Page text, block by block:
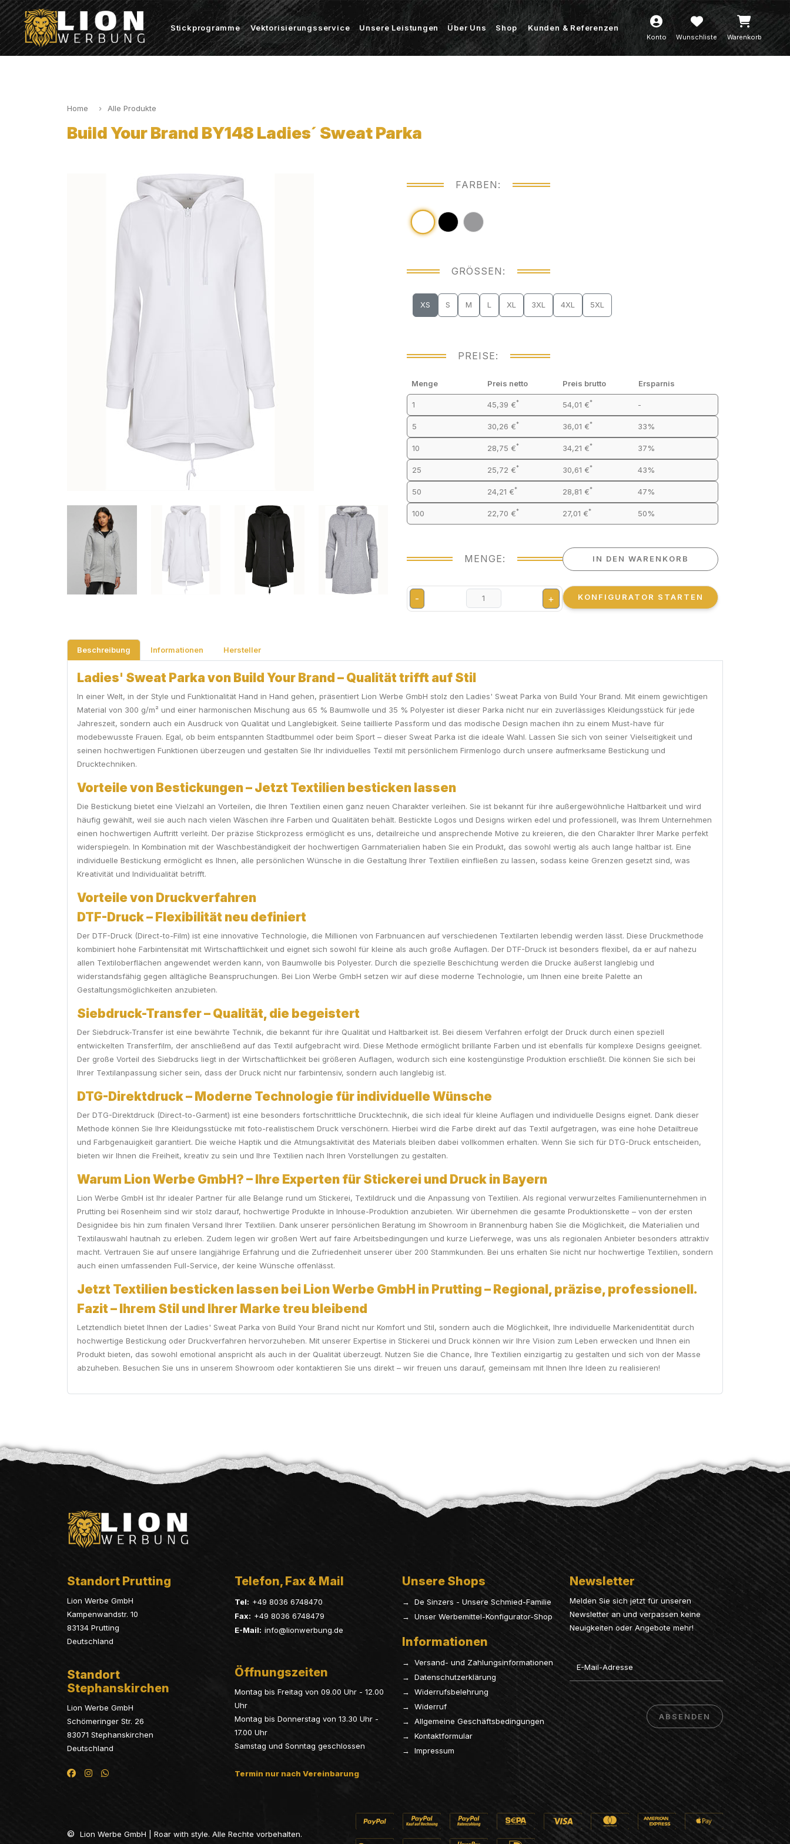
Stickprogramme Vektorisierungsservice Unsere Leistungen Über Uns Shop Kunden & Referenzen
Konto Wunschliste Warenkorb
Home Alle Produkte
Build Your Brand BY148 Ladies´ Sweat Parka
FARBEN:
GRÖSSEN:
XS S M L XL 3XL 4XL 5XL
PREISE:
Menge Preis netto Preis brutto Ersparnis
1 45,39 €* 54,01 €* -
5 30,26 €* 36,01 €* 33%
10 28,75 €* 34,21 €* 37%
25 25,72 €* 30,61 €* 43%
50 24,21 €* 28,81 €* 47%
100 22,70 €* 27,01 €* 50%
MENGE:
- +
IN DEN WARENKORB
KONFIGURATOR STARTEN
Beschreibung Informationen Hersteller
Ladies' Sweat Parka von Build Your Brand – Qualität trifft auf Stil
In einer Welt, in der Style und Funktionalität Hand in Hand gehen, präsentiert Lion Werbe GmbH stolz den Ladies' Sweat Parka von Build Your Brand. Mit einem gewichtigen
Material von 300 g/m² und einer harmonischen Mischung aus 65 % Baumwolle und 35 % Polyester ist dieser Parka nicht nur ein zuverlässiges Kleidungsstück für jede
Jahreszeit, sondern auch ein Ausdruck von Qualität und Langlebigkeit. Seine taillierte Passform und das modische Design machen ihn zu einem Must-have für
modebewusste Frauen. Egal, ob beim entspannten Stadtbummel oder beim Sport – dieser Sweat Parka ist die ideale Wahl. Lassen Sie sich von seiner Vielseitigkeit und
seinen hochwertigen Funktionen überzeugen und gestalten Sie Ihr individuelles Textil mit persönlichem Firmenlogo durch unsere aufmerksame Bestickung und
Drucktechniken.
Vorteile von Bestickungen – Jetzt Textilien besticken lassen
Die Bestickung bietet eine Vielzahl an Vorteilen, die Ihren Textilien einen ganz neuen Charakter verleihen. Sie ist bekannt für ihre außergewöhnliche Haltbarkeit und wird
häufig gewählt, weil sie auch nach vielen Wäschen ihre Farben und Qualitäten behält. Bestickte Logos und Designs wirken edel und professionell, was Ihrem Unternehmen
einen hochwertigen Auftritt verleiht. Der präzise Stickprozess ermöglicht es uns, detailreiche und ansprechende Motive zu kreieren, die den Charakter Ihrer Marke perfekt
widerspiegeln. In Kombination mit der Waschbeständigkeit der hochwertigen Garnmaterialien haben Sie ein Produkt, das sowohl wertig als auch lange haltbar ist. Eine
individuelle Bestickung ermöglicht es Ihnen, alle persönlichen Wünsche in die Gestaltung Ihrer Textilien einfließen zu lassen, sodass keine Grenzen gesetzt sind, was
Kreativität und Individualität betrifft.
Vorteile von Druckverfahren
DTF-Druck – Flexibilität neu definiert
Der DTF-Druck (Direct-to-Film) ist eine innovative Technologie, die Millionen von Farbnuancen auf verschiedenen Textilarten lebendig werden lässt. Diese Druckmethode
kombiniert hohe Farbintensität mit Wirtschaftlichkeit und eignet sich sowohl für kleine als auch große Auflagen. Der DTF-Druck ist besonders flexibel, da er auf nahezu
allen Textiloberflächen angewendet werden kann, von Baumwolle bis Polyester. Durch die spezielle Beschichtung werden die Drucke äußerst langlebig und
widerstandsfähig gegen alltägliche Beanspruchungen. Bei Lion Werbe GmbH setzen wir auf diese moderne Technologie, um Ihnen eine breite Palette an
Gestaltungsmöglichkeiten anzubieten.
Siebdruck-Transfer – Qualität, die begeistert
Der Siebdruck-Transfer ist eine bewährte Technik, die bekannt für ihre Qualität und Haltbarkeit ist. Bei diesem Verfahren erfolgt der Druck durch einen speziell
entwickelten Transferfilm, der anschließend auf das Textil aufgebracht wird. Diese Methode ermöglicht brillante Farben und ist ebenfalls für komplexe Designs geeignet.
Der große Vorteil des Siebdrucks liegt in der Wirtschaftlichkeit bei größeren Auflagen, wodurch sich eine kostengünstige Produktion erschließt. Die können Sie sich bei
Ihrer Textilanpassung sicher sein, dass der Druck nicht nur farbintensiv, sondern auch langlebig ist.
DTG-Direktdruck – Moderne Technologie für individuelle Wünsche
Der DTG-Direktdruck (Direct-to-Garment) ist eine besonders fortschrittliche Drucktechnik, die sich ideal für kleine Auflagen und individuelle Designs eignet. Dank dieser
Methode können Sie Ihre Kleidungsstücke mit foto-realistischem Druck verschönern. Hierbei wird die Farbe direkt auf das Textil aufgetragen, was eine hohe Detailtreue
und Farbgenauigkeit garantiert. Die weiche Haptik und die Atmungsaktivität des Materials bleiben dabei vollkommen erhalten. Wenn Sie sich für DTG-Druck entscheiden,
bieten wir Ihnen die Freiheit, kreativ zu sein und Ihre Textilien nach Ihren Vorstellungen zu gestalten.
Warum Lion Werbe GmbH? – Ihre Experten für Stickerei und Druck in Bayern
Lion Werbe GmbH ist Ihr idealer Partner für alle Belange rund um Stickerei, Textildruck und die Anpassung von Textilien. Als regional verwurzeltes Familienunternehmen in
Prutting bei Rosenheim sind wir stolz darauf, hochwertige Produkte in Inhouse-Produktion anzubieten. Wir übernehmen die gesamte Produktionskette – von der ersten
Designidee bis hin zum finalen Versand Ihrer Textilien. Dank unserer persönlichen Beratung im Showroom in Brannenburg haben Sie die Möglichkeit, die Materialien und
Textilauswahl hautnah zu erleben. Zudem legen wir großen Wert auf faire Arbeitsbedingungen und kurze Lieferwege, was uns als regionalen Anbieter besonders attraktiv
macht. Vertrauen Sie auf unsere langjährige Erfahrung und die Zufriedenheit unserer über 200 Stammkunden. Bei uns erhalten Sie nicht nur hochwertige Textilien, sondern
auch einen umfassenden Full-Service, der keine Wünsche offenlässt.
Jetzt Textilien besticken lassen bei Lion Werbe GmbH in Prutting – Regional, präzise, professionell.
Fazit – Ihrem Stil und Ihrer Marke treu bleibend
Letztendlich bietet Ihnen der Ladies' Sweat Parka von Build Your Brand nicht nur Komfort und Stil, sondern auch die Möglichkeit, Ihre individuelle Markenidentität durch
hochwertige Bestickung oder Druckverfahren hervorzuheben. Mit unserer Expertise in Stickerei und Druck können wir Ihre Vision zum Leben erwecken und Ihnen ein
Produkt bieten, das sowohl emotional anspricht als auch in der Qualität überzeugt. Nutzen Sie die Chance, Ihre Textilien einzigartig zu gestalten und sich von der Masse
abzuheben. Besuchen Sie uns in unserem Showroom oder kontaktieren Sie uns direkt – wir freuen uns darauf, gemeinsam mit Ihnen Ihre Ideen zu realisieren!
Standort Prutting
Lion Werbe GmbH
Kampenwandstr. 10
83134 Prutting
Deutschland
Standort
Stephanskirchen
Lion Werbe GmbH
Schömeringer Str. 26
83071 Stephanskirchen
Deutschland
Telefon, Fax & Mail
Tel: +49 8036 6748470
Fax: +49 8036 6748479
E-Mail: info@lionwerbung.de
Öffnungszeiten
Montag bis Freitag von 09.00 Uhr - 12.00
Uhr
Montag bis Donnerstag von 13.30 Uhr -
17.00 Uhr
Samstag und Sonntag geschlossen
Termin nur nach Vereinbarung
Unsere Shops
→ De Sinzers - Unsere Schmied-Familie
→ Unser Werbemittel-Konfigurator-Shop
Informationen
→ Versand- und Zahlungsinformationen
→ Datenschutzerklärung
→ Widerrufsbelehrung
→ Widerruf
→ Allgemeine Geschäftsbedingungen
→ Kontaktformular
→ Impressum
Newsletter
Melden Sie sich jetzt für unseren
Newsletter an und verpassen keine
Neuigkeiten oder Angebote mehr!
Email
ABSENDEN
© Lion Werbe GmbH | Roar with style. Alle Rechte vorbehalten.